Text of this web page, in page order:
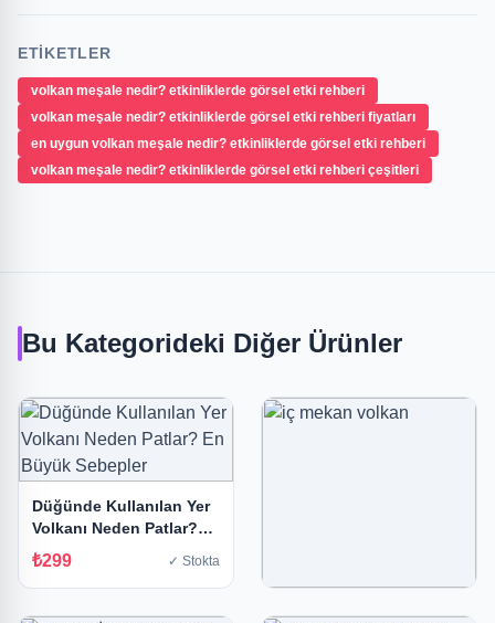
ETIKETLER
volkan meşale nedir? etkinliklerde görsel etki rehberi
volkan meşale nedir? etkinliklerde görsel etki rehberi fiyatları
en uygun volkan meşale nedir? etkinliklerde görsel etki rehberi
volkan meşale nedir? etkinliklerde görsel etki rehberi çeşitleri
Bu Kategorideki Diğer Ürünler
Düğünde Kullanılan Yer
Volkanı Neden Patlar?
En Büyük Sebepler
₺299 ✓ Stokta